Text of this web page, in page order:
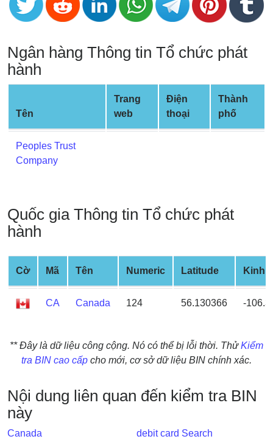
Card
Generator
Credit
Card
Generator
Credit
Card
from
BIN
Checker
Service
What
is
My
IP
IP
Lookup
BIN
Checker
/
Ngân hàng Thông tin Tổ chức phát
hành
Tên
Trang
web
Điện
thoại
Thành
phố
Peoples Trust
Company
Quốc gia Thông tin Tổ chức phát
hành
Cờ Mã Tên Numeric Latitude Kinh
CA Canada 124 56.130366 -
** Đây là dữ liệu công cộng. Nó có thể bị lỗi thời. ThửKiểm
tra BIN cao cấp cho mới, cơ sở dữ liệu BIN chính xác.
Nội dung liên quan đến kiểm tra BIN
này
Canada debit card Search